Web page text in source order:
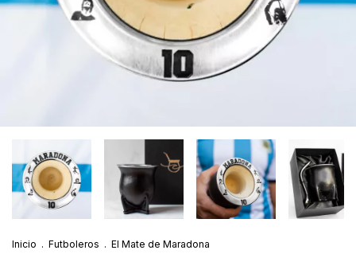
Inicio . Futboleros . El Mate de Maradona